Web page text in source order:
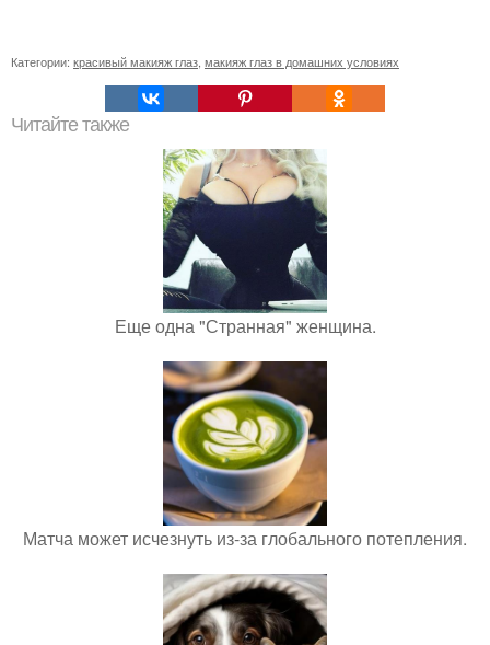
Категории: красивый макияж глаз макияж глаз в домашних условиях
Читайте также
Еще одна "Странная" женщина.
Матча может исчезнуть из-за глобального потепления.